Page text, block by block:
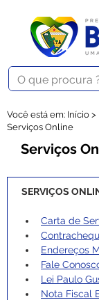
Você está em: Início
Serviços Online
Serviços
SERVIÇOS
Carta de
Endereços
Fale
Lei Paulo
Nota Fiscal